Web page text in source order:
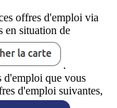
offres d'emploi via
en situation de
.
d'emploi que vous
d'emploi suivantes,